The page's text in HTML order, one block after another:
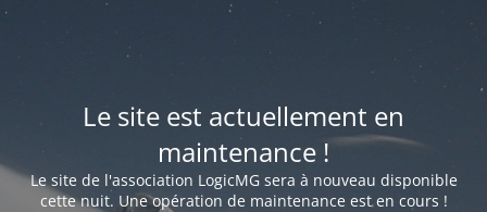
Le site est actuellement en
maintenance !
Le site de l'association LogicMG sera à nouveau disponible
cette nuit. Une opération de maintenance est en cours !